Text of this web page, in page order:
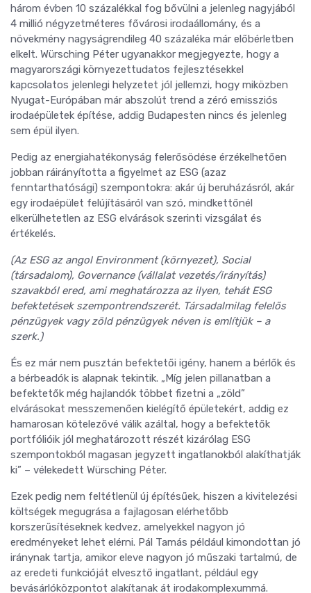
három évben 10 százalékkal fog bővülni a jelenleg nagyjából
4 millió négyzetméteres fővárosi irodaállomány, és a
növekmény nagyságrendileg 40 százaléka már előbérletben
elkelt. Würsching Péter ugyanakkor megjegyezte, hogy a
magyarországi környezettudatos fejlesztésekkel
kapcsolatos jelenlegi helyzetet jól jellemzi, hogy miközben
Nyugat-Európában már abszolút trend a zéró emissziós
irodaépületek építése, addig Budapesten nincs és jelenleg
sem épül ilyen.
Pedig az energiahatékonyság felerősödése érzékelhetően
jobban ráirányította a figyelmet az ESG (azaz
fenntarthatósági) szempontokra: akár új beruházásról, akár
egy irodaépület felújításáról van szó, mindkettőnél
elkerülhetetlen az ESG elvárások szerinti vizsgálat és
értékelés.
(Az ESG az angol Environment (környezet), Social
(társadalom), Governance (vállalat vezetés/irányítás)
szavakból ered, ami meghatározza az ilyen, tehát ESG
befektetések szempontrendszerét. Társadalmilag felelős
pénzügyek vagy zöld pénzügyek néven is említjük – a
szerk.)
És ez már nem pusztán befektetői igény, hanem a bérlők és
a bérbeadók is alapnak tekintik. „Míg jelen pillanatban a
befektetők még hajlandók többet fizetni a „zöld”
elvárásokat messzemenően kielégítő épületekért, addig ez
hamarosan kötelezővé válik azáltal, hogy a befektetők
portfólióik jól meghatározott részét kizárólag ESG
szempontokból magasan jegyzett ingatlanokból alakíthatják
ki” – vélekedett Würsching Péter.
Ezek pedig nem feltétlenül új építésűek, hiszen a kivitelezési
költségek megugrása a fajlagosan elérhetőbb
korszerűsítéseknek kedvez, amelyekkel nagyon jó
eredményeket lehet elérni. Pál Tamás például kimondottan jó
iránynak tartja, amikor eleve nagyon jó műszaki tartalmú, de
az eredeti funkcióját elvesztő ingatlant, például egy
bevásárlóközpontot alakítanak át irodakomplexummá.